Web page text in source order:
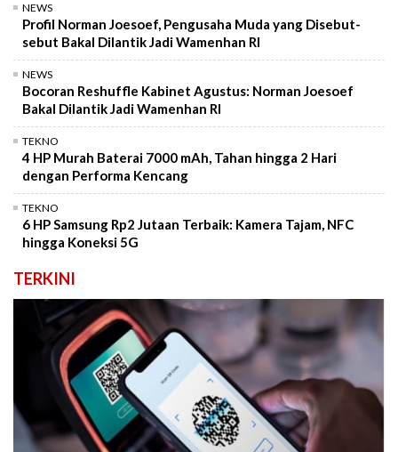
NEWS
Profil Norman Joesoef, Pengusaha Muda yang Disebut-
sebut Bakal Dilantik Jadi Wamenhan RI
NEWS
Bocoran Reshuffle Kabinet Agustus: Norman Joesoef
Bakal Dilantik Jadi Wamenhan RI
TEKNO
4 HP Murah Baterai 7000 mAh, Tahan hingga 2 Hari
dengan Performa Kencang
TEKNO
6 HP Samsung Rp2 Jutaan Terbaik: Kamera Tajam, NFC
hingga Koneksi 5G
TERKINI